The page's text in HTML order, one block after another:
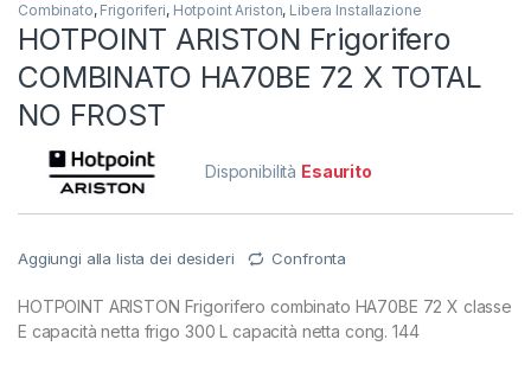
Combinato, Frigoriferi, Hotpoint Ariston, Libera Installazione
HOTPOINT ARISTON Frigorifero
COMBINATO HA70BE 72 X TOTAL
NO FROST
Disponibilità Esaurito
Aggiungi alla lista dei desideri Confronta
HOTPOINT ARISTON Frigorifero combinato HA70BE 72 X classe
E capacità netta frigo 300 L capacità netta cong. 144